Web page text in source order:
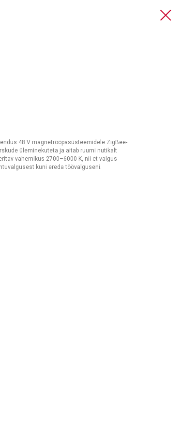
48 V magnetrööpasüsteemidele ZigBee-
üleminekuteta ja aitab ruumi nutikalt
vahemikus 2700–6000 K, nii et valgus
kuni ereda töövalguseni.